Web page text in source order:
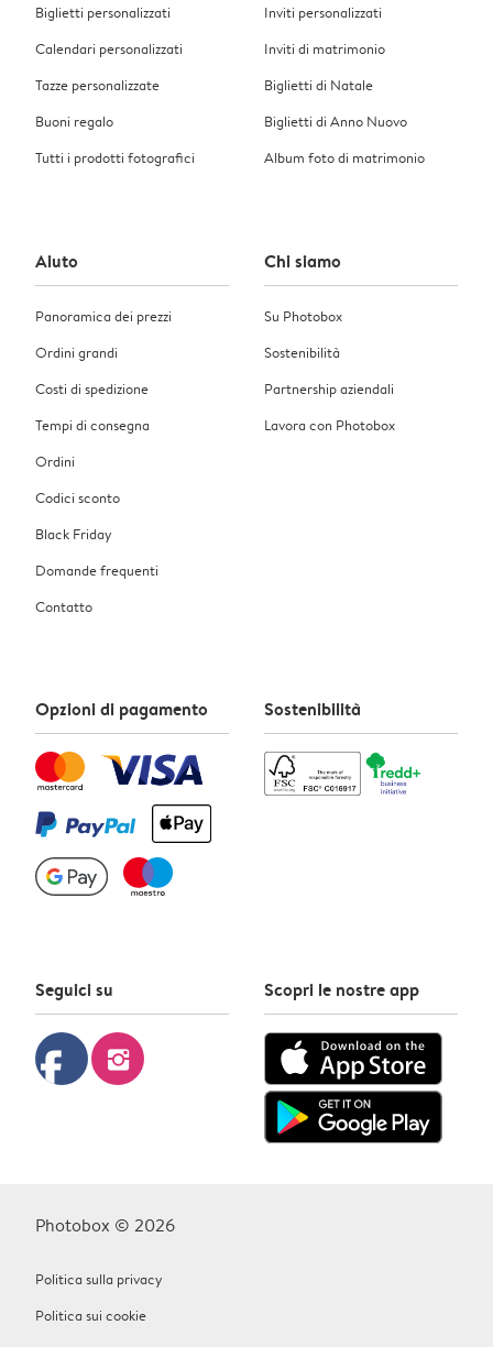
Biglietti personalizzati
Calendari personalizzati
Tazze personalizzate
Buoni regalo
Tutti i prodotti fotografici
Inviti personalizzati
Inviti di matrimonio
Biglietti di Natale
Biglietti di Anno Nuovo
Album foto di matrimonio
Aiuto
Panoramica dei prezzi
Ordini grandi
Costi di spedizione
Tempi di consegna
Ordini
Codici sconto
Black Friday
Domande frequenti
Contatto
Chi siamo
Su Photobox
Sostenibilità
Partnership aziendali
Lavora con Photobox
Opzioni di pagamento Sostenibilità
Seguici su
facebook instagram
Scopri le nostre app
Photobox © 2026
Politica sulla privacy
Politica sui cookie